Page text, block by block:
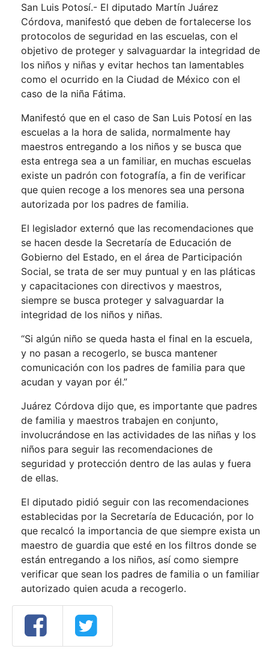
San Luis Potosí.- El diputado Martín Juárez
Córdova, manifestó que deben de fortalecerse los
protocolos de seguridad en las escuelas, con el
objetivo de proteger y salvaguardar la integridad de
los niños y niñas y evitar hechos tan lamentables
como el ocurrido en la Ciudad de México con el
caso de la niña Fátima.
Manifestó que en el caso de San Luis Potosí en las
escuelas a la hora de salida, normalmente hay
maestros entregando a los niños y se busca que
esta entrega sea a un familiar, en muchas escuelas
existe un padrón con fotografía, a fin de verificar
que quien recoge a los menores sea una persona
autorizada por los padres de familia.
El legislador externó que las recomendaciones que
se hacen desde la Secretaría de Educación de
Gobierno del Estado, en el área de Participación
Social, se trata de ser muy puntual y en las pláticas
y capacitaciones con directivos y maestros,
siempre se busca proteger y salvaguardar la
integridad de los niños y niñas.
“Si algún niño se queda hasta el final en la escuela,
y no pasan a recogerlo, se busca mantener
comunicación con los padres de familia para que
acudan y vayan por él.”
Juárez Córdova dijo que, es importante que padres
de familia y maestros trabajen en conjunto,
involucrándose en las actividades de las niñas y los
niños para seguir las recomendaciones de
seguridad y protección dentro de las aulas y fuera
de ellas.
El diputado pidió seguir con las recomendaciones
establecidas por la Secretaría de Educación, por lo
que recalcó la importancia de que siempre exista un
maestro de guardia que esté en los filtros donde se
están entregando a los niños, así como siempre
verificar que sean los padres de familia o un familiar
autorizado quien acuda a recogerlo.